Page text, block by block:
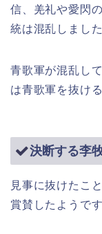
信、羌礼や愛閃
統は混乱しました
青歌軍が混乱し
は青歌軍を抜け
決断する李
見事に抜けたこ
賞賛したようです